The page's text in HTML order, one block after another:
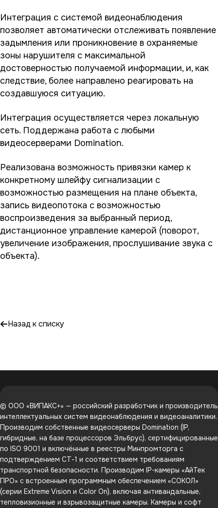
Интеграция с системой видеонаблюдения
позволяет автоматически отслеживать появление
задымления или проникновение в охраняемые
зоны нарушителя с максимальной
достоверностью получаемой информации, и, как
следствие, более направлено реагировать на
создавшуюся ситуацию.
Интеграция осуществляется через локальную
сеть. Поддержана работа с любыми
видеосерверами Domination.
Реализована возможность привязки камер к
конкретному шлейфу сигнализации с
возможностью размещения на плане объекта,
запись видеопотока с возможностью
воспроизведения за выбранный период,
дистанционное управление камерой (поворот,
увеличение изображения, прослушивание звука с
объекта).
Назад к списку
© ООО «ВИПАКС+» — российский разработчик и производитель
интеллектуальных систем видеонаблюдения и видеоаналитики.
Производим собственные видеосерверы Domination (IP,
гибридные, на базе процессоров Эльбрус), сертифицированные
по ISO 9001 и включённые в реестры Минпромторга с
подтверждением СТ-1 и соответствием требованиям
транспортной безопасности. Производим IP-камеры «АйТек
ПРО» с встроенным программным обеспечением «СОКОЛ»
(серии Extreme Vision и Color On), включая антивандальные,
тепловизионные и взрывозащитные камеры. Камеры и софт